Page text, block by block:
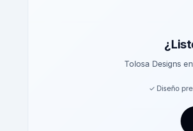
Tolosa Designs
✓ Diseño